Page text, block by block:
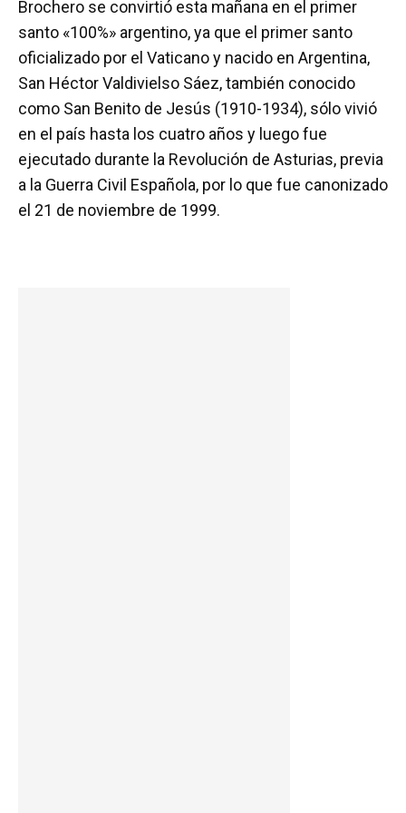
Brochero se convirtió esta mañana en el primer
santo «100%» argentino, ya que el primer santo
oficializado por el Vaticano y nacido en Argentina,
San Héctor Valdivielso Sáez, también conocido
como San Benito de Jesús (1910-1934), sólo vivió
en el país hasta los cuatro años y luego fue
ejecutado durante la Revolución de Asturias, previa
a la Guerra Civil Española, por lo que fue canonizado
el 21 de noviembre de 1999.